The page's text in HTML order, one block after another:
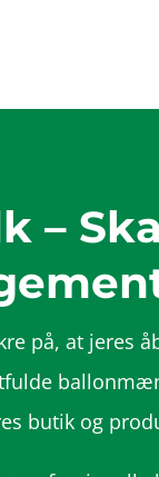
–
på, at jeres
butik og